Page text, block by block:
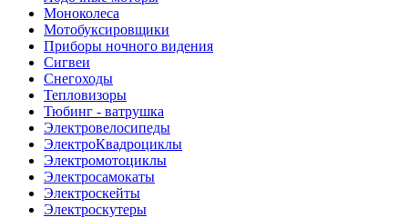
Моноколеса
Мотобуксировщики
Приборы ночного видения
Сигвеи
Снегоходы
Тепловизоры
Тюбинг - ватрушка
Электровелосипеды
ЭлектроКвадроциклы
Электромотоциклы
Электросамокаты
Электроскейты
Электроскутеры